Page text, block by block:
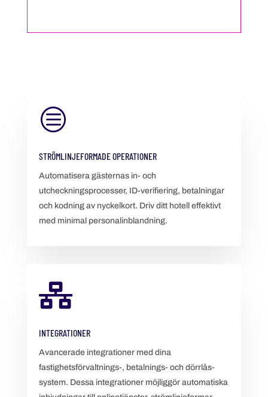
c
STRÖMLINJEFORMADE OPERATIONER
Automatisera gästernas in- och
utcheckningsprocesser, ID-verifiering, betalningar
och kodning av nyckelkort. Driv ditt hotell effektivt
med minimal personalinblandning.

INTEGRATIONER
Avancerade integrationer med dina
fastighetsförvaltnings-, betalnings- och dörrlås-
system. Dessa integrationer möjliggör automatiska